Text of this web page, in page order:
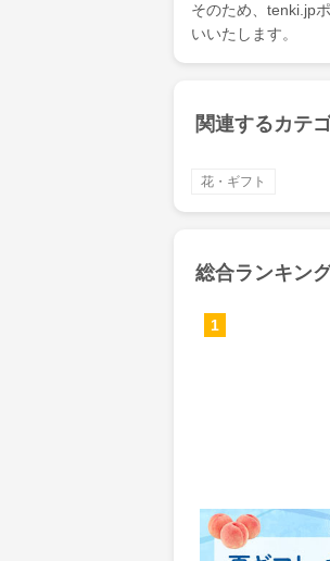
そのため、tenki.jp
いいたします。
関連するカテ
花・ギフト
総合ランキン
Yahoo!ショッピ
ョッピング)
1